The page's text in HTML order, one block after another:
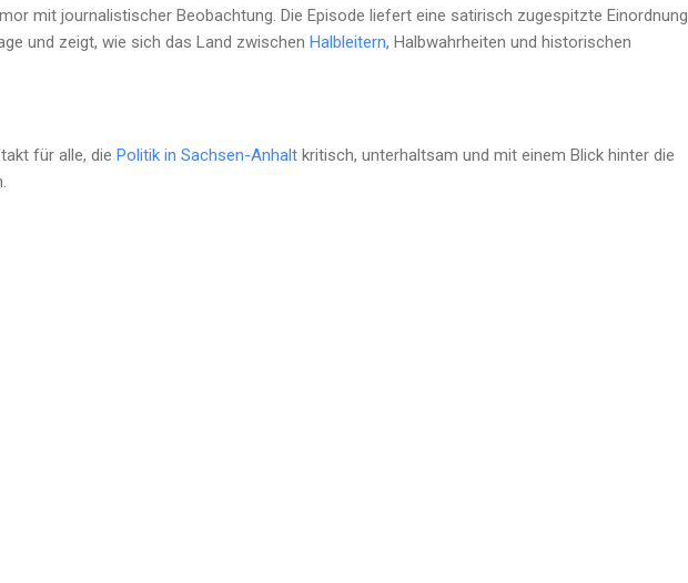
mit journalistischer Beobachtung. Die Episode liefert eine satirisch zugespitzte Einordnung
und zeigt, wie sich das Land zwischen Halbleitern, Halbwahrheiten und historischen
für alle, die Politik in Sachsen-Anhalt kritisch, unterhaltsam und mit einem Blick hinter die